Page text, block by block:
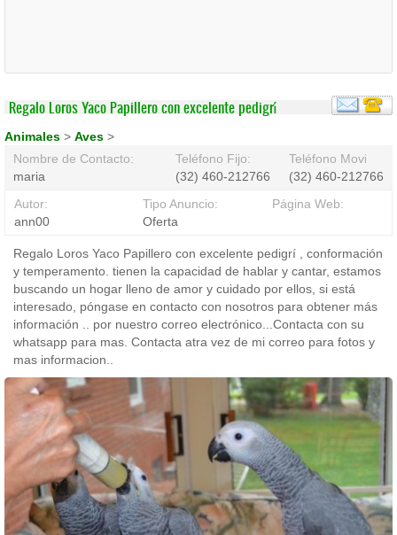
Regalo Loros Yaco Papillero con excelente pedigrí
Animales > Aves >
Nombre de Contacto:
maria
Teléfono Fijo:
(32) 460-212766
Teléfono Movil:
(32) 460-212766
Autor:
ann00
Tipo Anuncio:
Oferta
Página Web:
Regalo Loros Yaco Papillero con excelente pedigrí , conformación
y temperamento. tienen la capacidad de hablar y cantar, estamos
buscando un hogar lleno de amor y cuidado por ellos, si está
interesado, póngase en contacto con nosotros para obtener más
información .. por nuestro correo electrónico...Contacta con su
whatsapp para mas. Contacta atra vez de mi correo para fotos y
mas informacion..